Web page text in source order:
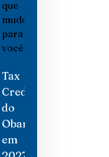
Tax
Credit
do
Obamacare
em